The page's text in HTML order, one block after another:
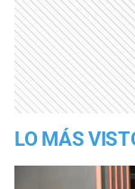
LO MÁS